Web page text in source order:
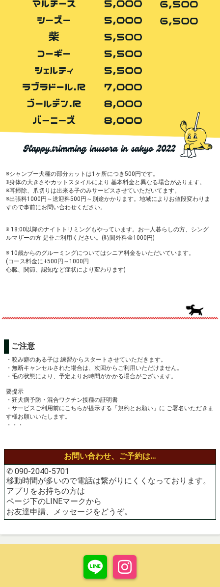
※シャンプー犬種の部分カットは1ヶ所につき500円です。
※身体の大きさやカットスタイルにより 基本料金と異なる場合があります。
※耳掃除、爪切りは出来る子のみサービスさせていただいてます。
※出張料1000円～送迎料500円～別途かかります。地域によりお値段変わりま
すので事前にお問い合わせください。
※ 18:00以降のナイトトリミングもやっています。お一人暮らしの方、シング
ルマザーの方 是非ご利用ください。(時間外料金1000円)
※ 10歳からのグルーミングについてはシニア料金をいただいています。
(コース料金に+500円～1000円
心臓、関節、認知など症状により変わります)
ご注意
・咬み癖のある子は 練習からスタートさせていただきます。
・無断キャンセルされた場合は、次回からご利用いただけません。
・毛の状態により、予定よりお時間がかかる場合がございます。
要提示
・狂犬病予防・混合ワクチン接種の証明書
・サービスご利用前にこちらが提示する「規約とお願い」に ご署名いただきま
す様お願いいたします。
・・・
お問い合わせ、ご予約は…
✆ 090-2040-5701
移動時間が多いので電話は繋がりにくくなっております。
アプリをお持ちの方は
ページ下のLINEマークから
お友達申請、メッセージをどうぞ。